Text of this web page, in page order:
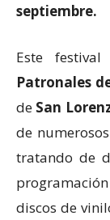
septiembre.
Este
Patronales
de San
de
tratando de
discos de